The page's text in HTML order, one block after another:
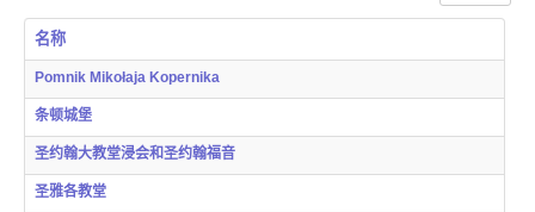
名称
Pomnik Mikołaja Kopernika
条顿城堡
圣约翰大教堂浸会和圣约翰福音
圣雅各教堂